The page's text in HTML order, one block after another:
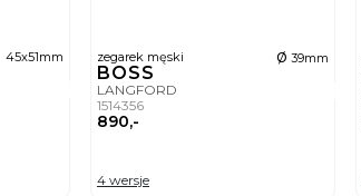
45x51mm zegarek męski ø 39mm
BOSS
LANGFORD
1514356
890,-
4 wersje